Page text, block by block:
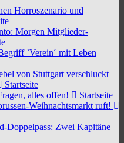
Horroszenario und
Morgen Mitglieder-
`Verein´ mit Leben
von Stuttgart verschluckt
Startseite
alles offen!
Startseite
Weihnachtsmarkt ruft!
Doppelpass: Zwei Kapitäne